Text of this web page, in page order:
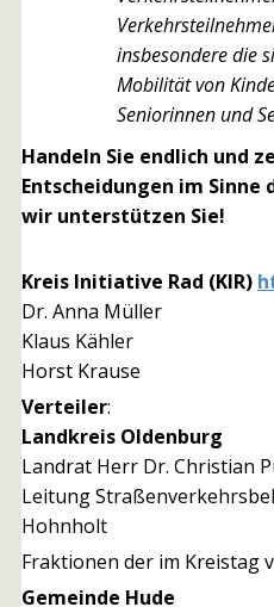
insbesondere die
Mobilität von
Seniorinnen und
Handeln Sie endlich und
Entscheidungen im Sinne
wir unterstützen Sie!
Kreis Initiative Rad (KIR)
Dr. Anna Müller
Klaus Kähler
Horst Krause
Verteiler:
Landkreis Oldenburg
Landrat Herr Dr. Christian
Leitung
Hohnholt
Fraktionen der im Kreistag
Gemeinde Hude